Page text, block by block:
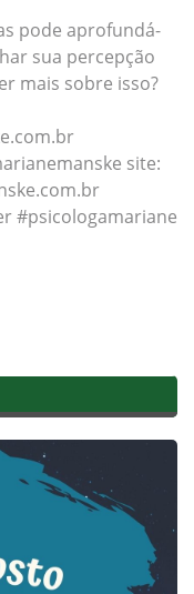
pode aprofundá-
sua percepção
mais sobre isso?
site: